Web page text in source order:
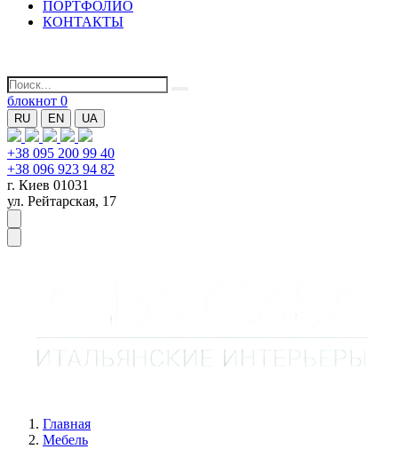
ПОРТФОЛИО
КОНТАКТЫ
блокнот 0
RU EN UA
+38 095 200 99 40
+38 096 923 94 82
г. Киев 01031
ул. Рейтарская, 17
Главная
Мебель